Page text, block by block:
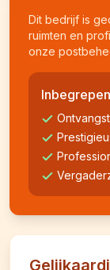
Dit bedrijf is
ruimten en
onze